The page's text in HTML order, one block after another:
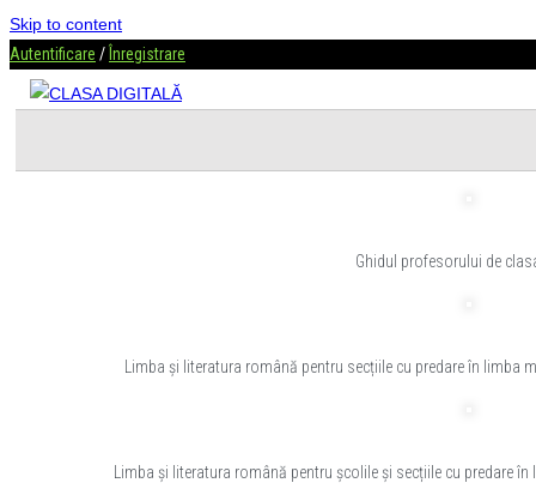
Skip to content
Autentificare / Înregistrare
Ghidul profesorului de
Limba și literatura română pentru secțiile cu predare în limba
Limba și literatura română pentru școlile și secțiile cu predare